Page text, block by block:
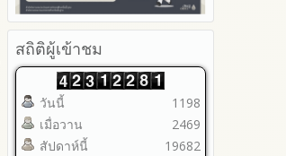
2566
2565
2564
2563
รายงานการกำกับติดตาม
มาตรการส่งเสริมคุณธรรมและ
ความโปร่งใสภายใน สพท.
มาตราการให้ผู้มีส่วนได้ส่วนเสียมี
ส่วนร่วม
สถิติผู้เข้าชม
วันนี้
เมื่อวาน
สัปดาห์นี้
1198
2469
19682